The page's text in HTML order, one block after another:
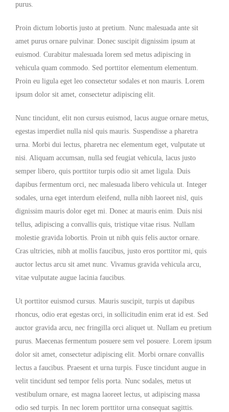
purus.
Proin dictum lobortis justo at pretium. Nunc malesuada ante sit
amet purus ornare pulvinar. Donec suscipit dignissim ipsum at
euismod. Curabitur malesuada lorem sed metus adipiscing in
vehicula quam commodo. Sed porttitor elementum elementum.
Proin eu ligula eget leo consectetur sodales et non mauris. Lorem
ipsum dolor sit amet, consectetur adipiscing elit.
Nunc tincidunt, elit non cursus euismod, lacus augue ornare metus,
egestas imperdiet nulla nisl quis mauris. Suspendisse a pharetra
urna. Morbi dui lectus, pharetra nec elementum eget, vulputate ut
nisi. Aliquam accumsan, nulla sed feugiat vehicula, lacus justo
semper libero, quis porttitor turpis odio sit amet ligula. Duis
dapibus fermentum orci, nec malesuada libero vehicula ut. Integer
sodales, urna eget interdum eleifend, nulla nibh laoreet nisl, quis
dignissim mauris dolor eget mi. Donec at mauris enim. Duis nisi
tellus, adipiscing a convallis quis, tristique vitae risus. Nullam
molestie gravida lobortis. Proin ut nibh quis felis auctor ornare.
Cras ultricies, nibh at mollis faucibus, justo eros porttitor mi, quis
auctor lectus arcu sit amet nunc. Vivamus gravida vehicula arcu,
vitae vulputate augue lacinia faucibus.
Ut porttitor euismod cursus. Mauris suscipit, turpis ut dapibus
rhoncus, odio erat egestas orci, in sollicitudin enim erat id est. Sed
auctor gravida arcu, nec fringilla orci aliquet ut. Nullam eu pretium
purus. Maecenas fermentum posuere sem vel posuere. Lorem ipsum
dolor sit amet, consectetur adipiscing elit. Morbi ornare convallis
lectus a faucibus. Praesent et urna turpis. Fusce tincidunt augue in
velit tincidunt sed tempor felis porta. Nunc sodales, metus ut
vestibulum ornare, est magna laoreet lectus, ut adipiscing massa
odio sed turpis. In nec lorem porttitor urna consequat sagittis.